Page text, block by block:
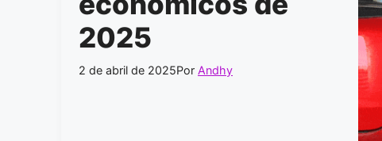
2025
2 de abril de 2025Por Andhy